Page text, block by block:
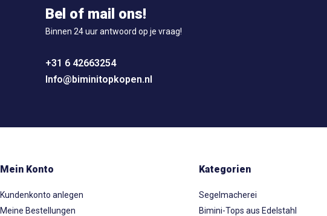
Bel of mail ons!
Binnen 24 uur antwoord op je vraag!
+31 6 42663254
Info@biminitopkopen.nl
Mein Konto
Kundenkonto anlegen
Meine Bestellungen
Kategorien
Segelmacherei
Bimini-Tops aus Edelstahl